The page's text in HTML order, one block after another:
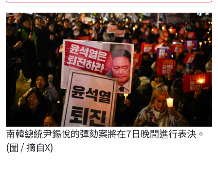
南韓總統尹錫悅的彈劾案將在7日晚間進行表決。
(圖 / 摘自X)